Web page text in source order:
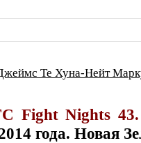
Те Хуна-Нейт
Fight Nights
года. Новая